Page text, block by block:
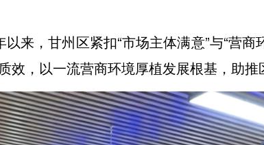
以来，甘州区紧扣“市场主体满意”与“营
效，以一流营商环境厚植发展根基，助推